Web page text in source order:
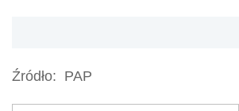
Źródło: PAP